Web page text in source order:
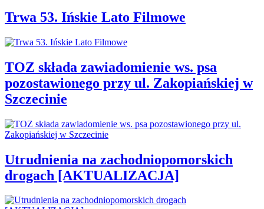
Trwa 53. Ińskie Lato Filmowe
TOZ składa zawiadomienie ws. psa
pozostawionego przy ul. Zakopiańskiej w
Szczecinie
Utrudnienia na zachodniopomorskich
drogach [AKTUALIZACJA]